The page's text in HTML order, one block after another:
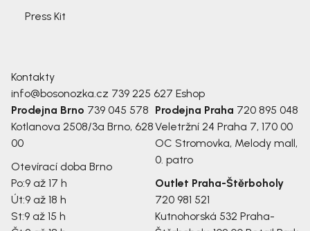
Press Kit
Kontakty
info@bosonozka.cz 739 225 627 Eshop
Prodejna Brno 739 045 578
Kotlanova 2508/3a Brno, 628
00
Otevírací doba Brno
Po:9 až 17 h
Út:9 až 18 h
St:9 až 15 h
Prodejna Praha 720 895 048
Veletržní 24 Praha 7, 170 00
OC Stromovka, Melody mall,
0. patro
Outlet Praha-Štěrboholy
720 981 521
Kutnohorská 532 Praha-